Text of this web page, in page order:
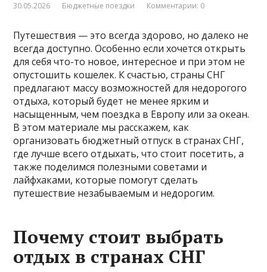
30.05.2026 Бюджетные поездки Комментарии: 0
Путешествия — это всегда здорово, но далеко не
всегда доступно. Особенно если хочется открыть
для себя что-то новое, интересное и при этом не
опустошить кошелек. К счастью, страны СНГ
предлагают массу возможностей для недорогого
отдыха, который будет не менее ярким и
насыщенным, чем поездка в Европу или за океан.
В этом материале мы расскажем, как
организовать бюджетный отпуск в странах СНГ,
где лучше всего отдыхать, что стоит посетить, а
также поделимся полезными советами и
лайфхаками, которые помогут сделать
путешествие незабываемым и недорогим.
Почему стоит выбрать
отдых в странах СНГ